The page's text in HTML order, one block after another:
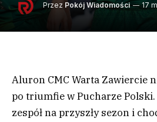
Przez Pokój Wiadomości 17
Aluron CMC Warta Zawiercie
po triumfie w Pucharze
zespół na przyszły sezon i